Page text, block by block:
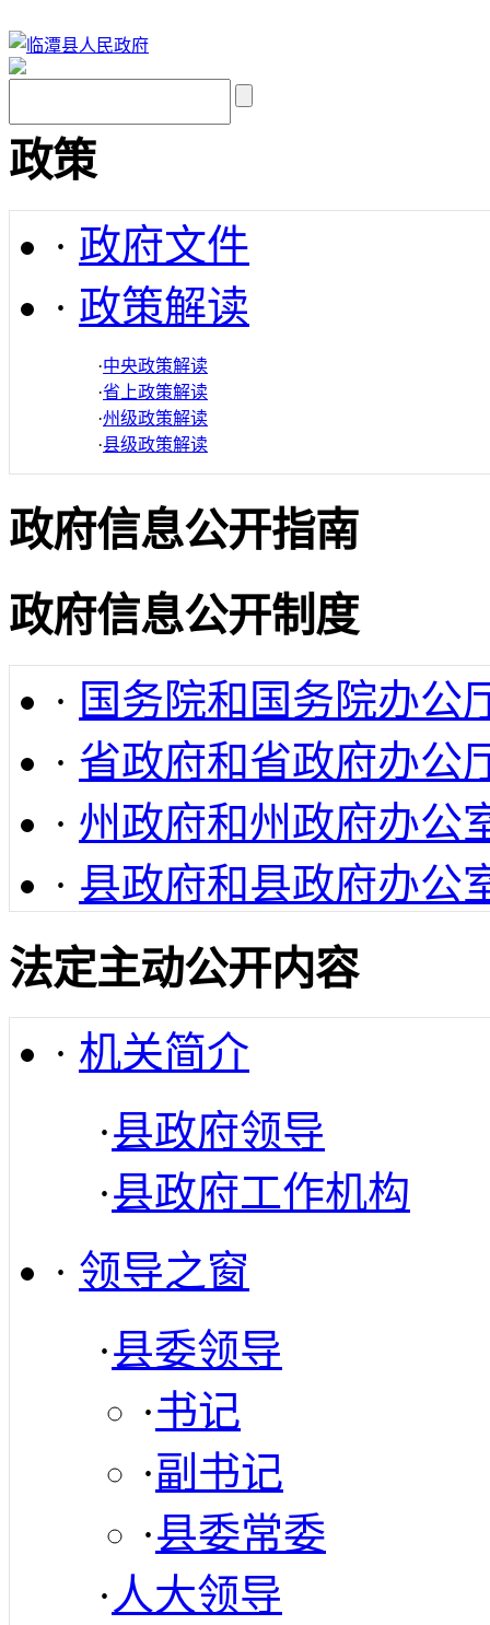
政策
· 政府文件
· 政策解读
·中央政策解读
·省上政策解读
·州级政策解读
·县级政策解读
政府信息公开指南
政府信息公开制度
· 国务院和国务院办公
· 省政府和省政府办公
· 州政府和州政府办公
· 县政府和县政府办公
法定主动公开内容
· 机关简介
·县政府领导
·县政府工作机构
· 领导之窗
·县委领导
·书记
·副书记
·县委常委
· 人大领导